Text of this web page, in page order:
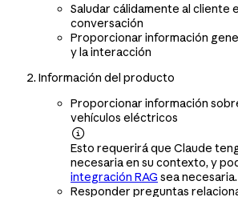
Saludar cálidamente al cliente
conversación
Proporcionar información
y la interacción
Información del producto
Proporcionar información
vehículos eléctricos

Esto requerirá que Claude
necesaria en su contexto, y
integración RAG sea necesaria.
Responder preguntas